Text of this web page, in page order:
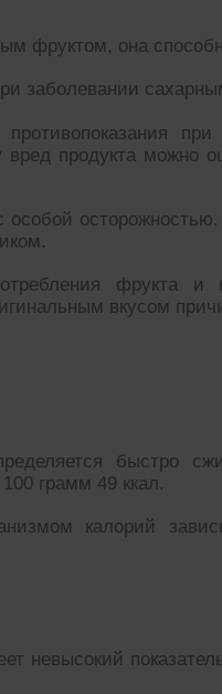
фруктом, она
заболевании
противопоказания
вред продукта можно
особой
фрукта и
вкусом
быстро
грамм 49 ккал.
калорий
невысокий